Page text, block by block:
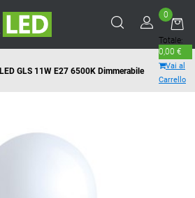
0
Totale:
0,00 €
Vai al
Carrello
LED GLS 11W E27 6500K Dimmerabile